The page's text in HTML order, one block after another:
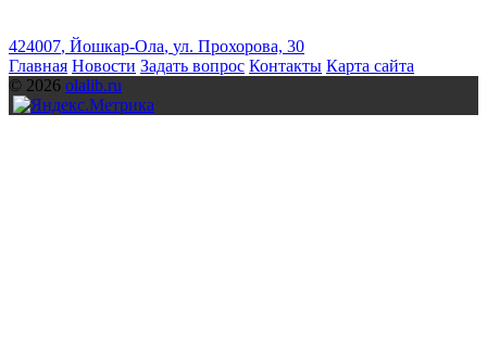
424007, Йошкар-Ола, ул. Прохорова, 30
Главная Новости Задать вопрос Контакты Карта сайта
© 2026 olalib.ru